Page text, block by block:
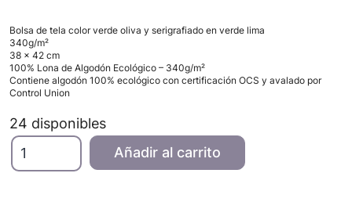
Bolsa de tela color verde oliva y serigrafiado en verde lima
340g/m²
38 x 42 cm
100% Lona de Algodón Ecológico – 340g/m²
Contiene algodón 100% ecológico con certificación OCS y avalado por
Control Union
24 disponibles
Tote
Bag
Añadir al carrito